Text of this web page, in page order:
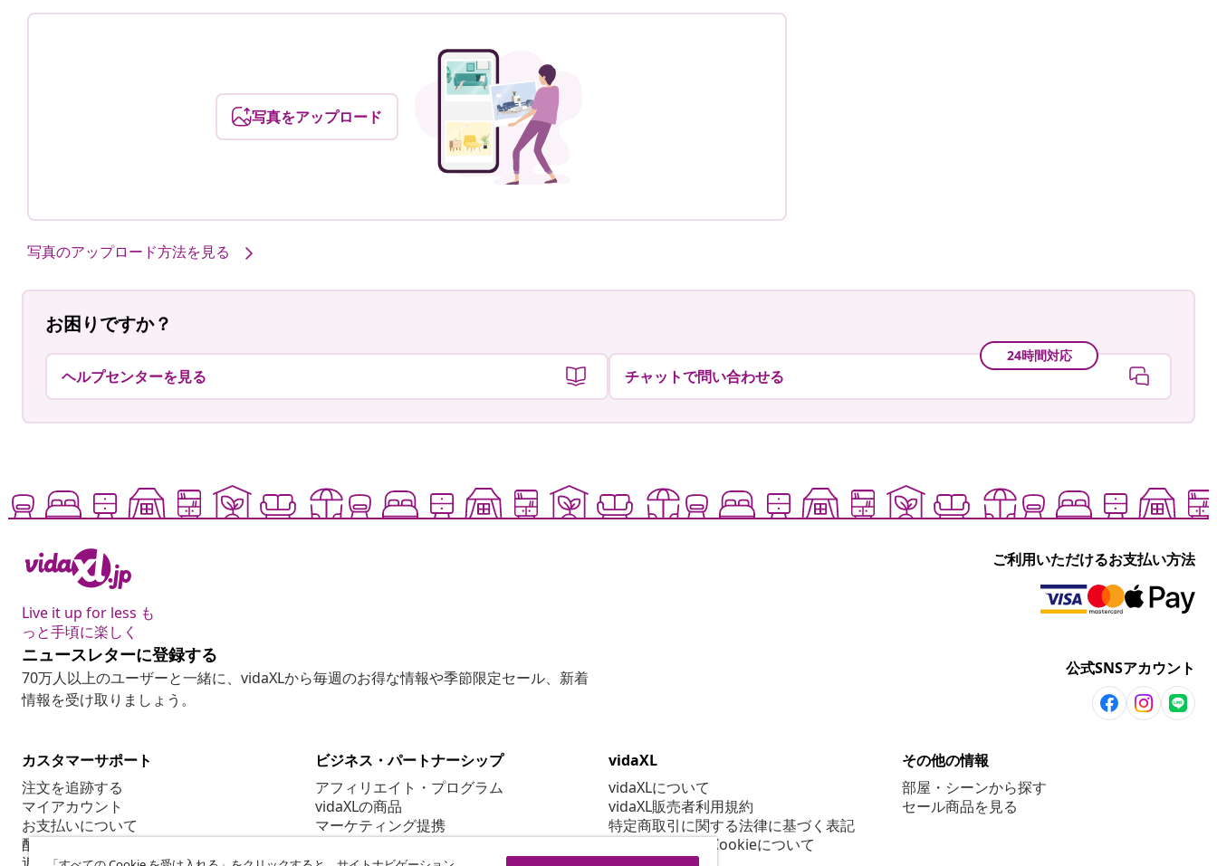
写真をアップロード
写真のアップロード方法を見る
お困りですか？
ヘルプセンターを見る
24時間対応
チャットで問い合わせる
Live it up for less も
っと手頃に楽しく
ご利用いただけるお支払い方法
ニュースレターに登録する
70万人以上のユーザーと一緒に、vidaXLから毎週のお得な情報や季節限定セール、新着
情報を受け取りましょう。
公式SNSアカウント
カスタマーサポート
注文を追跡する
マイアカウント
お支払いについて
配送について
ビジネス・パートナーシップ
アフィリエイト・プログラム
vidaXLの商品
マーケティング提携
vidaXL
vidaXLについて
vidaXL販売者利用規約
特定商取引に関する法律に基づく表記
プライバシー＆Cookieについて
その他の情報
部屋・シーンから探す
セール商品を見る